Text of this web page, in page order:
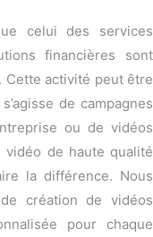
celui des services
financières sont
Cette activité peut être
de campagnes
ou de vidéos
de haute qualité
la différence. Nous
création de vidéos
pour chaque